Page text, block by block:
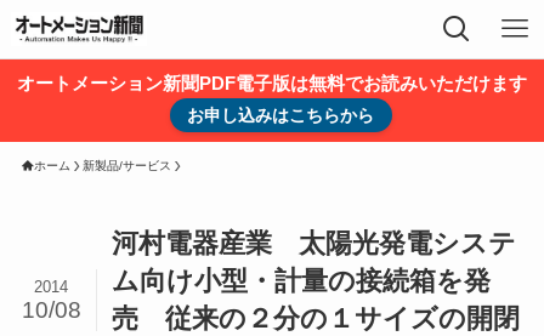
オートメーション新聞PDF電子版は無料でお読みいただけます
お申し込みはこちらから
ホーム 新製品/サービス
河村電器産業 太陽光発電システ
ム向け小型・計量の接続箱を発
売 従来の２分の１サイズの開閉
2014
10/08